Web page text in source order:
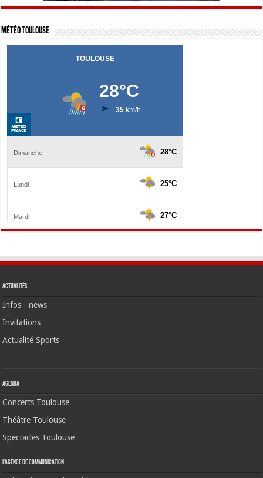
Météo Toulouse
Actualités
Infos - news
Invitations
Actualité Sports
Agenda
Concerts Toulouse
Théâtre Toulouse
Spectacles Toulouse
L’agence de communication